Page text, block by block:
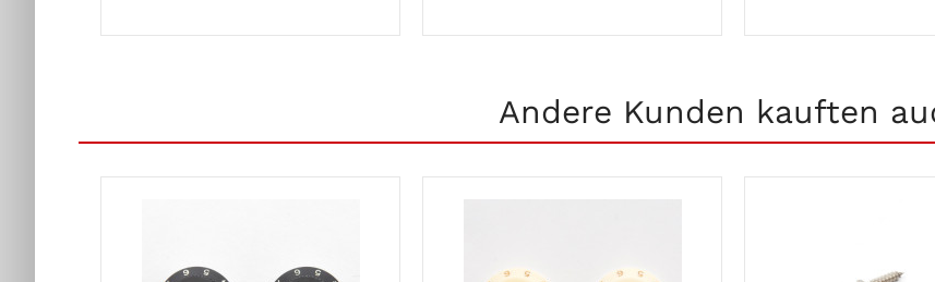
Andere Kunden kauften